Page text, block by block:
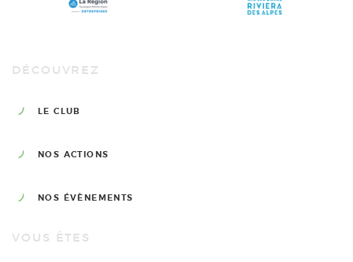
DÉCOUVREZ
LE CLUB
NOS ACTIONS
NOS ÉVÈNEMENTS
VOUS ÊTES